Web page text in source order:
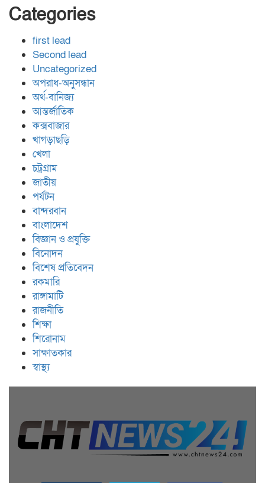
Categories
first lead
Second lead
Uncategorized
অপরাধ-অনুসন্ধান
অর্থ-বানিজ্য
আন্তর্জাতিক
কক্সবাজার
খাগড়াছড়ি
খেলা
চট্রগ্রাম
জাতীয়
পর্যটন
বান্দরবান
বাংলাদেশ
বিজ্ঞান ও প্রযুক্তি
বিনোদন
বিশেষ প্রতিবেদন
রকমারি
রাঙ্গামাটি
রাজনীতি
শিক্ষা
শিরোনাম
সাক্ষাতকার
স্বাস্থ্য